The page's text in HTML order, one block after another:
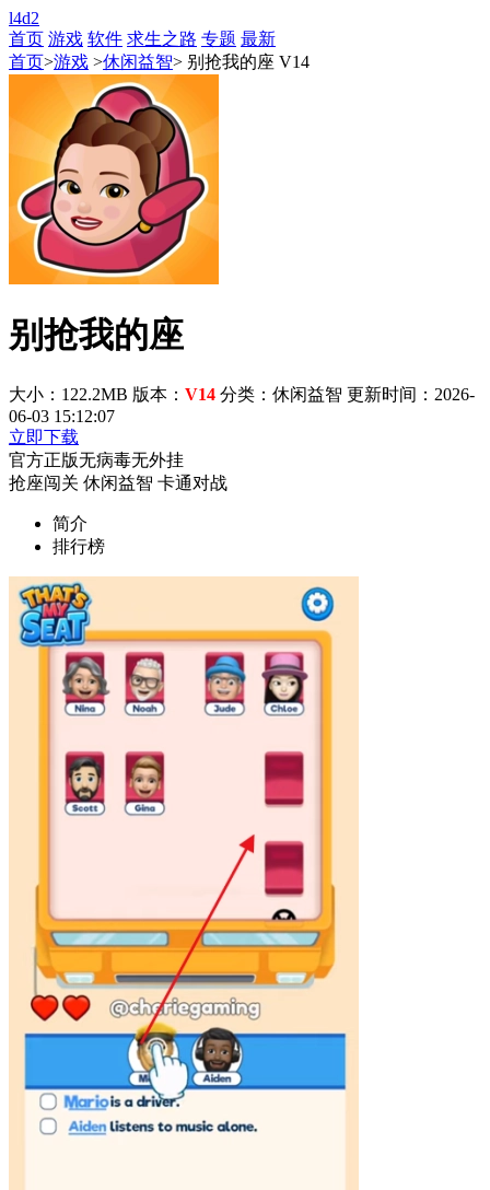
l4d2
首页 游戏 软件 求生之路 专题 最新
首页>游戏 >休闲益智> 别抢我的座 V14
别抢我的座
大小：122.2MB 版本： V14 分类：休闲益智 更新时间：2026-
06-03 15:12:07
立即下载
官方正版无病毒无外挂
抢座闯关 休闲益智 卡通对战
简介
排行榜